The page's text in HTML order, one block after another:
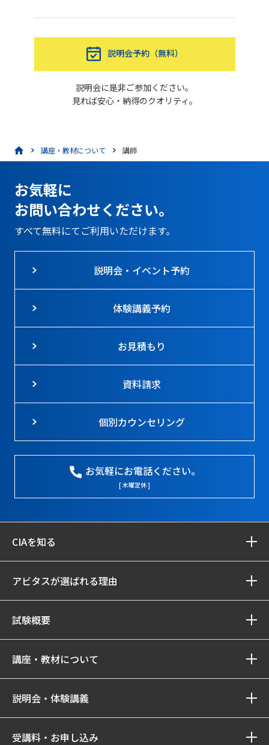
説明会予約（無料）
説明会に是非ご参加ください。
見れば安心・納得のクオリティ。
講座・教材について 講師
お気軽に
お問い合わせください。
すべて無料にてご利用いただけます。
説明会・イベント予約
体験講義予約
お見積もり
資料請求
個別カウンセリング
お気軽にお電話ください。
[ 木曜定休 ]
CIAを知る
アビタスが選ばれる理由
試験概要
講座・教材について
説明会・体験講義
受講料・お申し込み